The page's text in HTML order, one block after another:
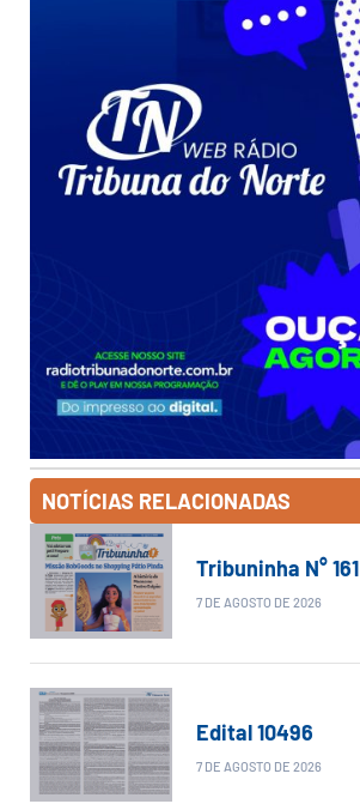
NOTÍCIAS RELACIONADAS
Tribuninha N° 161
7 DE AGOSTO DE 2026
Edital 10496
7 DE AGOSTO DE 2026